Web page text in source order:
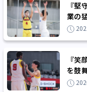
『堅
業の
て初
『笑
を鼓
終わ